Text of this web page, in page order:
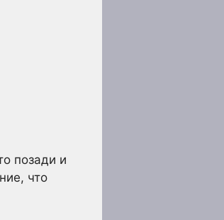
позади и
что